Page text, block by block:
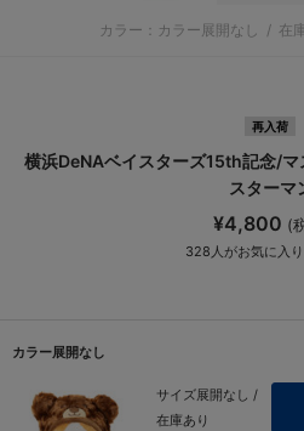
カラー：カラー展開なし / 在
再入荷
横浜DeNAベイスターズ15th記念/
スターマ
¥4,800 (
328 人がお気に入
カラー展開なし
サイズ展開なし /
在庫あり